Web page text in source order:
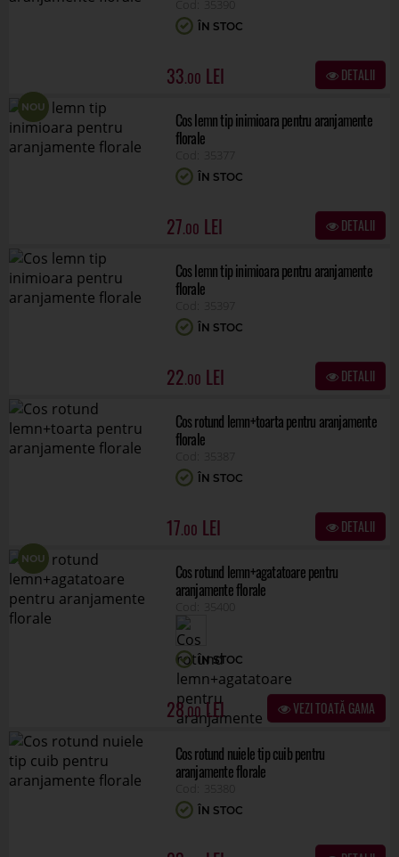
ÎN STOC
33.00 DETALII
NOU
Cos lemn tip inimioara pentru aranjamente
florale
ÎN STOC
27.00 DETALII
Cos lemn tip inimioara pentru aranjamente
florale
ÎN STOC
22.00 DETALII
Cos rotund lemn+toarta pentru aranjamente
florale
ÎN STOC
17.00 DETALII
NOU
Cos rotund lemn+agatatoare pentru
aranjamente florale
ÎN STOC
28.00 VEZI TOATĂ GAMA
Cos rotund nuiele tip cuib pentru
aranjamente florale
ÎN STOC